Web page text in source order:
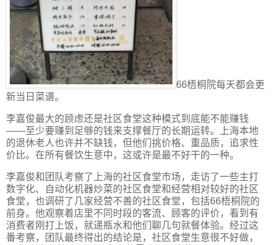
66梧桐院每天都会更
新当日菜谱。
李嘉俊最大的顾虑还是社区食堂这种模式到底能不能赚钱
——至少要赚到足够的钱来支撑餐厅的长期运转。上海本地
的退休老人也许并不缺钱，但他们挑价格、重品质，追求性
价比。在所有餐饮生意中，这或许是最不好干的一种。
李嘉俊和团队考察了上海的社区食堂市场，走访了一些主打
数字化、自动化机器炒菜的社区食堂和经营相对较好的社区
食堂，也调研了几家经营不善的社区食堂，包括66梧桐院的
前身。他观察着店里不同时段的客流、顾客的评价，看到有
消费者刚打上饭，就递瓶水和他们聊几句就餐体验。经过这
番考察，团队最终得出的结论是，社区食堂生意很不好做，